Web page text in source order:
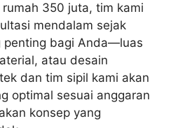
350 juta, tim kami
mendalam sejak
penting bagi Anda—luas
atau desain
dan tim sipil kami akan
optimal sesuai anggaran
konsep yang